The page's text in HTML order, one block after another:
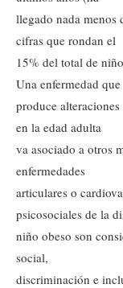
llegado nada menos
cifras que rondan el
15% del total de
Una enfermedad que
produce
en la edad adulta
va asociado a otros
enfermedades
articulares o
psicosociales de la
niño obeso son
social,
discriminación e